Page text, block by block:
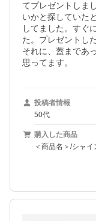
てプレゼントしま
いかと探していた
してました。すぐ
た。プレゼントし
それに、蓋まであ
思ってます。
投稿者情報
50代
購入した商品
＜商品名＞/シャイ